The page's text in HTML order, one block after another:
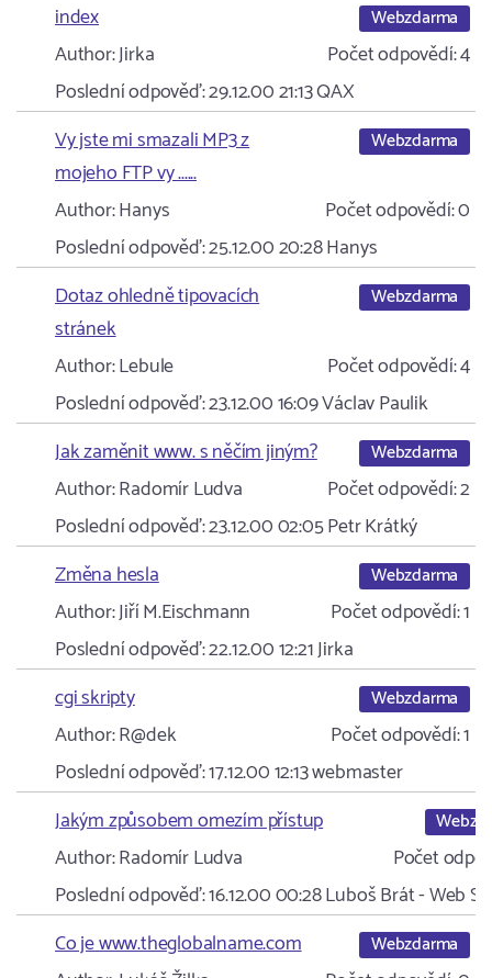
index
Webzdarma
Author:Jirka Počet odpovědí:4
Poslední odpověď:29.12.00 21:13QAX
Vy jste mi smazali MP3 z
mojeho FTP vy ......
Webzdarma
Author:Hanys Počet odpovědí:0
Poslední odpověď:25.12.00 20:28Hanys
Dotaz ohledně tipovacích
stránek
Webzdarma
Author:Lebule Počet odpovědí:4
Poslední odpověď:23.12.00 16:09Václav Paulik
Jak zaměnit www. s něčím jiným?
Webzdarma
Author:Radomír Ludva Počet odpovědí:2
Poslední odpověď:23.12.00 02:05Petr Krátký
Změna hesla
Webzdarma
Author:Jiří M.Eischmann Počet odpovědí:1
Poslední odpověď:22.12.00 12:21Jirka
cgi skripty
Webzdarma
Author:R@dek Počet odpovědí:1
Poslední odpověď:17.12.00 12:13webmaster
Jakým způsobem omezím přístup
Author:Radomír Ludva
Počet
Poslední odpověď:16.12.00 00:28Luboš Brát - Web
Co je www.theglobalname.com
Webzdarma